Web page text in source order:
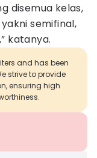
disemua kelas,
semifinal,
katanya.
and has been
strive to provide
ensuring high